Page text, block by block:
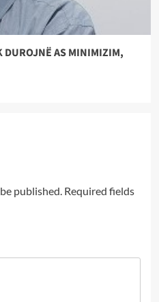
DUROJNË AS MINIMIZIM,
published. Required fields